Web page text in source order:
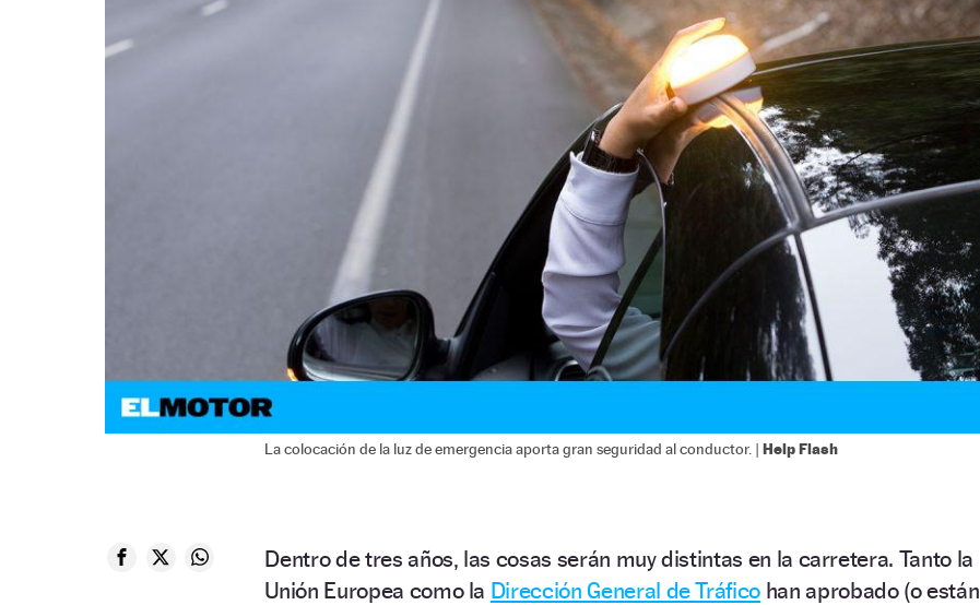
La colocación de la luz de emergencia aporta gran seguridad al conductor. | Help Flash
Dentro de tres años, las cosas serán muy distintas en la carretera. Tanto la
Unión Europea como la Dirección General de Tráfico han aprobado (o están